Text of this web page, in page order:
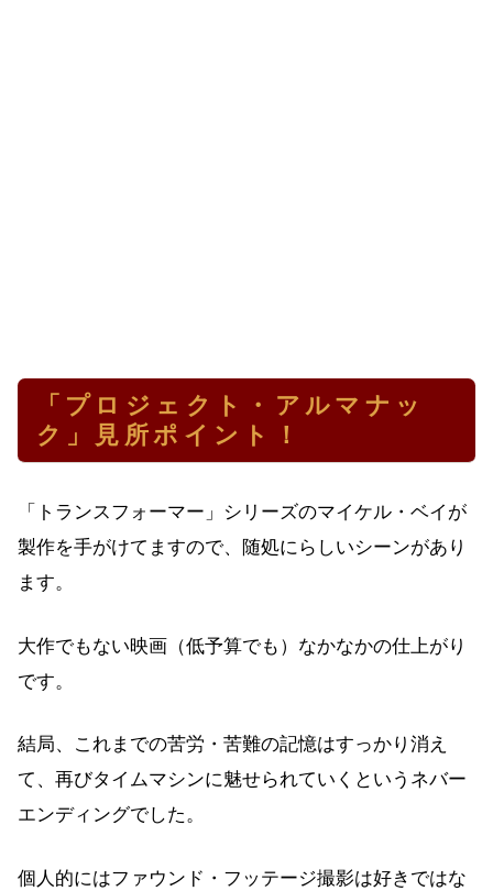
「プロジェクト・アルマナッ
ク」見所ポイント！
「トランスフォーマー」シリーズのマイケル・ベイが
製作を手がけてますので、随処にらしいシーンがあり
ます。
大作でもない映画（低予算でも）なかなかの仕上がり
です。
結局、これまでの苦労・苦難の記憶はすっかり消え
て、再びタイムマシンに魅せられていくというネバー
エンディングでした。
個人的にはファウンド・フッテージ撮影は好きではな